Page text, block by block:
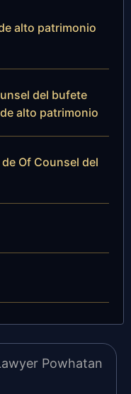
alto patrimonio
del bufete
alto patrimonio
Of Counsel del